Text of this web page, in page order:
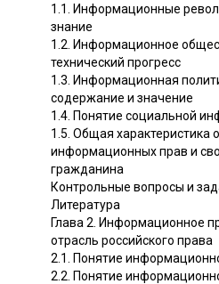
1.1. Информационные
знание
1.2. Информационное
технический прогресс
1.3. Информационная
содержание и значение
1.4. Понятие социальной
1.5. Общая характеристика
информационных прав и
гражданина
Контрольные вопросы и
Литература
Глава 2. Информационное
отрасль российского права
2.1. Понятие
2.2. Понятие